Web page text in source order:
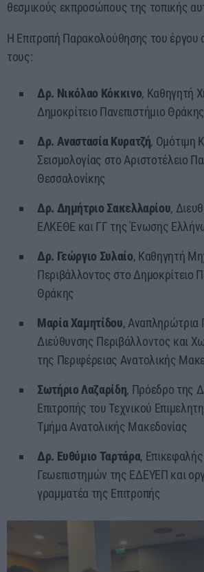
θεσμικούς εκπροσώπους της τοπικής
Η Επιτροπή Παρακολούθησης του έργου
τους:
Δρ. Νικόλαο Κόκκινο, Καθηγητή
Δημοκρίτειο Πανεπιστήμιο Θράκης
Δρ. Αναστασία Κυρατζή, Ομότιμη
Σεισμολογίας στο Αριστοτέλειο
Θεσσαλονίκης
Δρ. Δημήτριο Σακελλαρίου,
ΕΛΚΕΘΕ και ΓΓ της Ένωσης
Δρ. Γεώργιο Συλαίο, Καθηγητή
Περιβάλλοντος στο Δημοκρίτειο
Θράκης
Μαρία Χαμητίδου, Αναπληρώτρια
Διεύθυνσης Περιβάλλοντος και
της Περιφέρειας Ανατολικής
Σωτήριο Λαζαρίδη, Πρόεδρο της
Επιτροπής του Τεχνικού
Τμήμα Ανατολικής Μακεδονίας
Δρ. Ευθύμιο Ταρτάρα,
Γεωεπιστημών της ΕΔΕΥΕΠ και
γραμματέα της Επιτροπής